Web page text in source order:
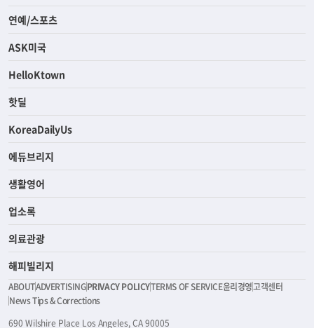
연예/스포츠
ASK미국
HelloKtown
핫딜
KoreaDailyUs
에듀브리지
생활영어
업소록
의료관광
해피빌리지
ABOUTADVERTISINGPRIVACY POLICYTERMS OF SERVICE윤리경영고객센터
News Tips & Corrections
690 Wilshire Place Los Angeles, CA 90005